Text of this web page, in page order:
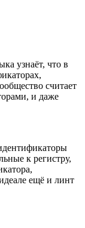
узнаёт, что в
считает
и даже
к регистру,
ещё и линт